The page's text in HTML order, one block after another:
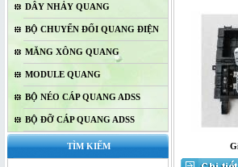
DÂY NHẢY QUANG
BỘ CHUYỂN ĐỔI QUANG ĐIỆN
MĂNG XÔNG QUANG
MODULE QUANG
BỘ NÉO CÁP QUANG ADSS
BỘ ĐỠ CÁP QUANG ADSS
TÌM KIẾM